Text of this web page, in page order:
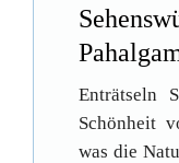
Enträtseln
Schönheit
was die